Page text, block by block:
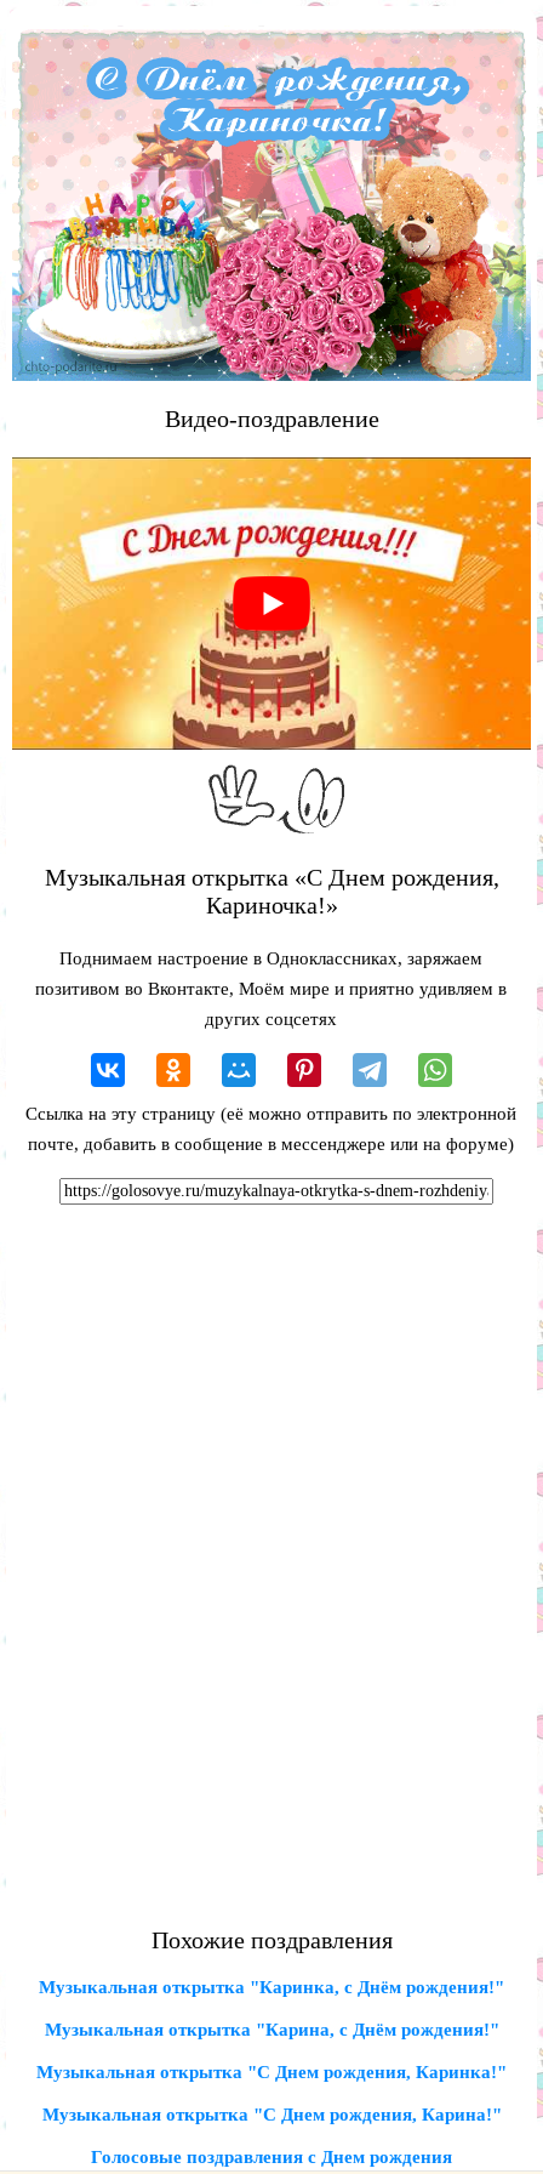
Видео-поздравление
Музыкальная открытка «С Днем рождения,
Кариночка!»
Поднимаем настроение в Одноклассниках, заряжаем
позитивом во Вконтакте, Моём мире и приятно удивляем в
других соцсетях
Ссылка на эту страницу (её можно отправить по электронной
почте, добавить в сообщение в мессенджере или на форуме)
Похожие поздравления
Музыкальная открытка "Каринка, с Днём рождения!"
Музыкальная открытка "Карина, с Днём рождения!"
Музыкальная открытка "С Днем рождения, Каринка!"
Музыкальная открытка "С Днем рождения, Карина!"
Голосовые поздравления с Днем рождения